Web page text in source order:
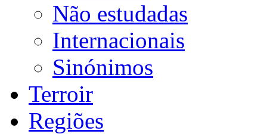
Não estudadas
Internacionais
Sinónimos
Terroir
Regiões